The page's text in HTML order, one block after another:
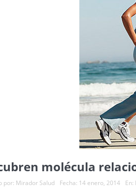
molécula
por: Mirador Salud Fecha: 14 enero, 2014 En: